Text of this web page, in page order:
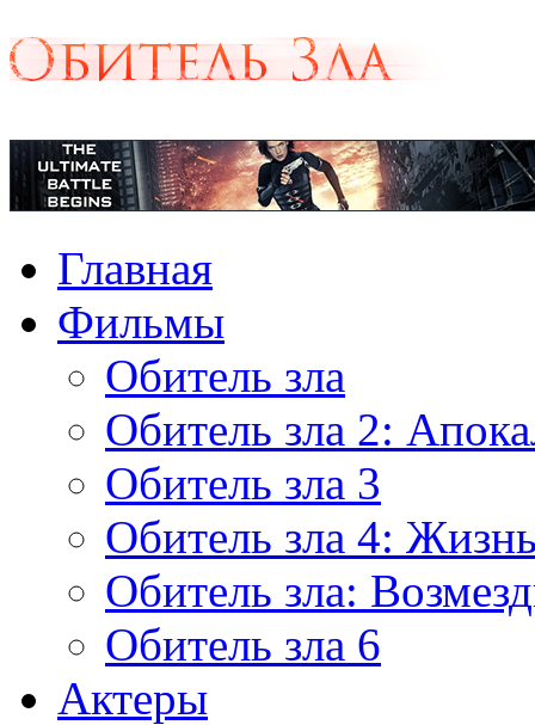
Главная
Фильмы
Обитель зла
Обитель зла 2:
Обитель зла 3
Обитель зла 4:
Обитель зла:
Обитель зла 6
Актеры